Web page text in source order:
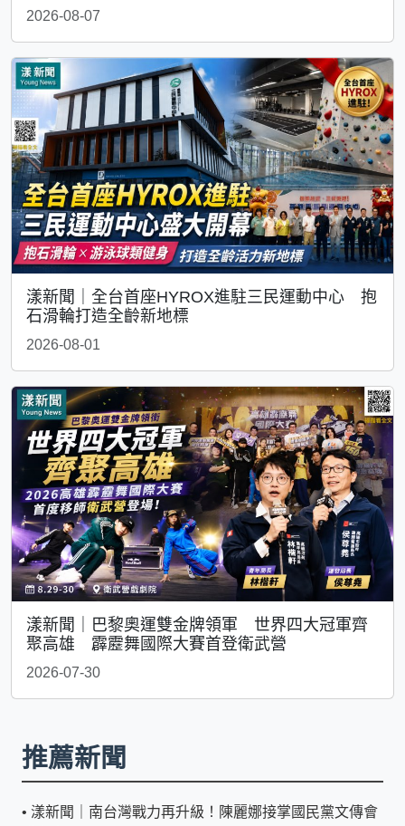
2026-08-07
漾新聞｜全台首座HYROX進駐三民運動中心 抱
石滑輪打造全齡新地標
2026-08-01
漾新聞｜巴黎奧運雙金牌領軍 世界四大冠軍齊
聚高雄 霹靂舞國際大賽首登衛武營
2026-07-30
推薦新聞
• 漾新聞｜南台灣戰力再升級！陳麗娜接掌國民黨文傳會